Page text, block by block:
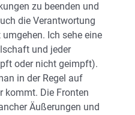
zu beenden und
die Verantwortung
Ich sehe eine
und jeder
oder nicht geimpft).
in der Regel auf
kommt. Die Fronten
Äußerungen und